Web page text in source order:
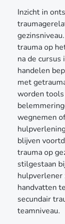
Inzicht in
trauma op
na de cursus
handelen
met
worden
wegnemen
blijven
trauma op
stilgestaan
hulpverlener
handvatten
secundair
teamniveau.